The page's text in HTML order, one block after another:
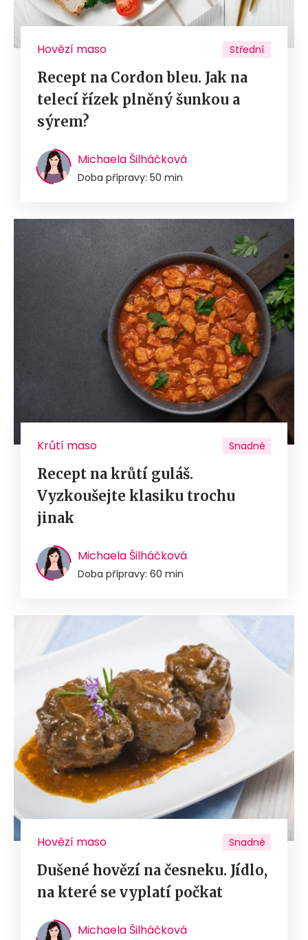
Hovězí maso Střední
Recept na Cordon bleu. Jak na
telecí řízek plněný šunkou a
sýrem?
Michaela Šilháčková
Doba přípravy: 50 min
Krůtí maso Snadné
Recept na krůtí guláš.
Vyzkoušejte klasiku trochu
jinak
Michaela Šilháčková
Doba přípravy: 60 min
Hovězí maso Snadné
Dušené hovězí na česneku. Jídlo,
na které se vyplatí počkat
Michaela Šilháčková